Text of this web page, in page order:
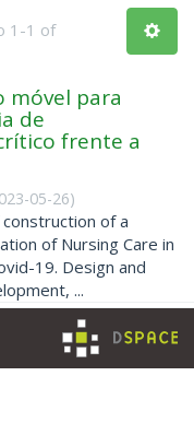
1-1 of
móvel para
de
frente a
05-26)
of a
of Nursing Care in
19. Design and
...